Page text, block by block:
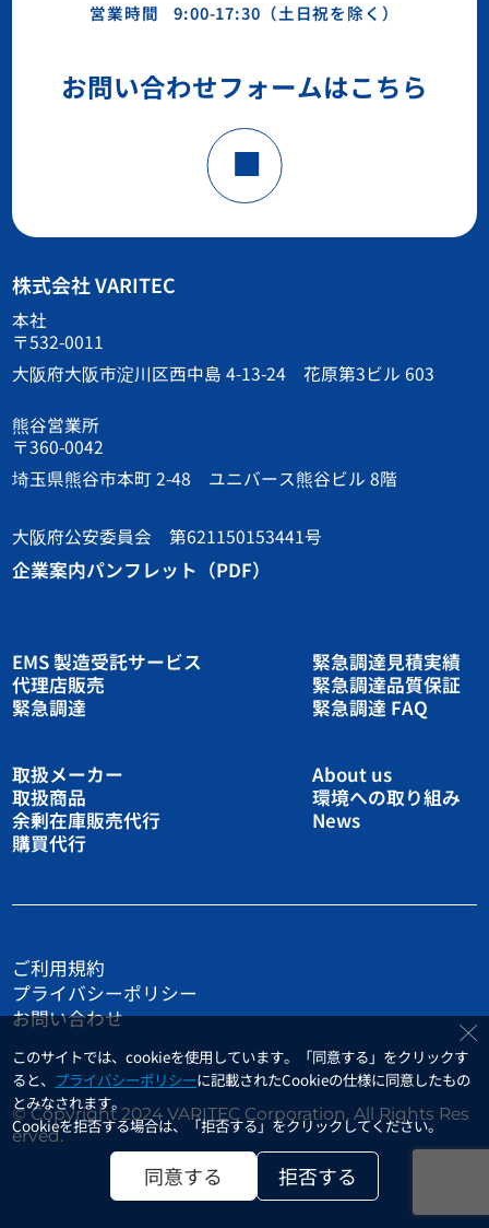
このサイトでは、cookieを使用しています。「同意する」をクリックす
ると、 プライバシーポリシーに記載されたCookieの仕様に同意したもの
とみなされます。
Cookieを拒否する場合は、「拒否する」をクリックしてください。
同意する 拒否する
営業時間 9:00-17:30（土日祝を除く）
お問い合わせフォームはこちら
株式会社 VARITEC
本社
〒532-0011
大阪府大阪市淀川区西中島 4-13-24 花原第3ビル 603
熊谷営業所
〒360-0042
埼玉県熊谷市本町 2-48 ユニバース熊谷ビル 8階
大阪府公安委員会 第621150153441号
企業案内パンフレット（PDF）
EMS 製造受託サービス
代理店販売
緊急調達
取扱メーカー
取扱商品
余剰在庫販売代行
購買代行
緊急調達見積実績
緊急調達品質保証
緊急調達 FAQ
About us
環境への取り組み
News
ご利用規約
プライバシーポリシー
お問い合わせ
© Copyright 2024 VARITEC Corporation. All Rights Res
erved.